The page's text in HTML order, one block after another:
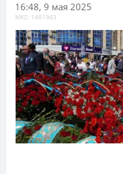
16:48, 9 мая 2025
MKZ: 1481943